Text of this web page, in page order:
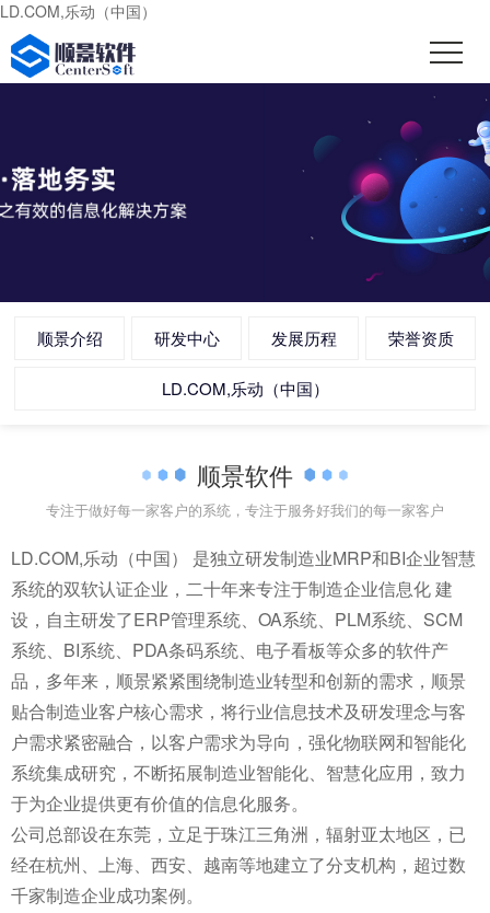
LD.COM,乐动（中国）
顺景介绍 研发中心 发展历程 荣誉资质
LD.COM,乐动（中国）
顺景软件
专注于做好每一家客户的系统，专注于服务好我们的每一家客户
LD.COM,乐动（中国） 是独立研发制造业MRP和BI企业智慧
系统的双软认证企业，二十年来专注于制造企业信息化 建
设，自主研发了ERP管理系统、OA系统、PLM系统、SCM
系统、BI系统、PDA条码系统、电子看板等众多的软件产
品，多年来，顺景紧紧围绕制造业转型和创新的需求，顺景
贴合制造业客户核心需求，将行业信息技术及研发理念与客
户需求紧密融合，以客户需求为导向，强化物联网和智能化
系统集成研究，不断拓展制造业智能化、智慧化应用，致力
于为企业提供更有价值的信息化服务。
公司总部设在东莞，立足于珠江三角洲，辐射亚太地区，已
经在杭州、上海、西安、越南等地建立了分支机构，超过数
千家制造企业成功案例。